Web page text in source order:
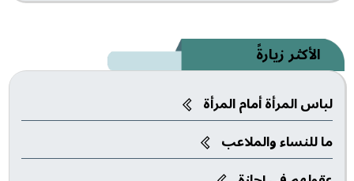
الأكثر زيارةً
لباس المرأة أمام المرأة
ما للنساء والملاعب‎